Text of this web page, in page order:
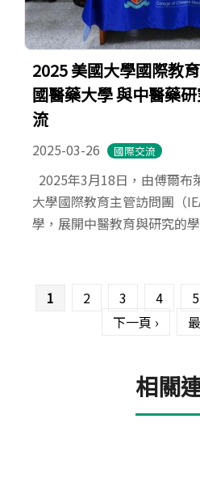
2025 美國大學國際教
國醫藥大學 與中醫藥
流
2025-03-26 國際交流
2025年3月18日，由傅爾布
大學國際教育主管訪問團（
學，展開中醫教育與研究的
1 2 3 4 5
下一頁 ›
相關